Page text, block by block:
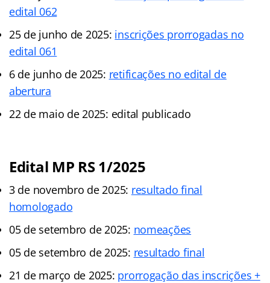
edital 062
25 de junho de 2025: inscrições prorrogadas no
edital 061
6 de junho de 2025: retificações no edital de
abertura
22 de maio de 2025: edital publicado
Edital MP RS 1/2025
3 de novembro de 2025: resultado final
homologado
05 de setembro de 2025: nomeações
05 de setembro de 2025: resultado final
21 de março de 2025: prorrogação das inscrições +